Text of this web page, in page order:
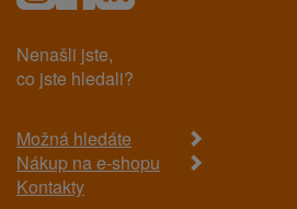
Nenašli jste,
co jste hledali?
Možná hledáte
Nákup na e-shopu
Kontakty